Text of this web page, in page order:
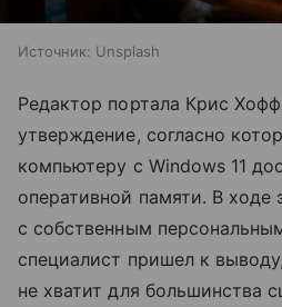
Источник: Unsplash
Редактор портала Крис
утверждение, согласно
компьютеру с Windows 11
оперативной памяти. В ходе
с собственным
специалист пришел к
не хватит для большинства